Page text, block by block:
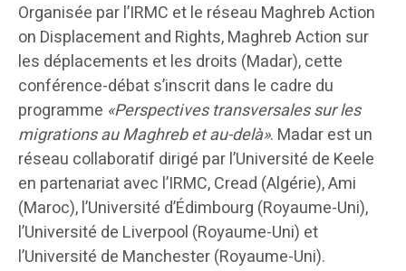
Organisée par l’IRMC et le réseau Maghreb Action
on Displacement and Rights, Maghreb Action sur
les déplacements et les droits (Madar), cette
conférence-débat s’inscrit dans le cadre du
programme «Perspectives transversales sur les
migrations au Maghreb et au-delà». Madar est un
réseau collaboratif dirigé par l’Université de Keele
en partenariat avec l’IRMC, Cread (Algérie), Ami
(Maroc), l’Université d’Édimbourg (Royaume-Uni),
l’Université de Liverpool (Royaume-Uni) et
l’Université de Manchester (Royaume-Uni).